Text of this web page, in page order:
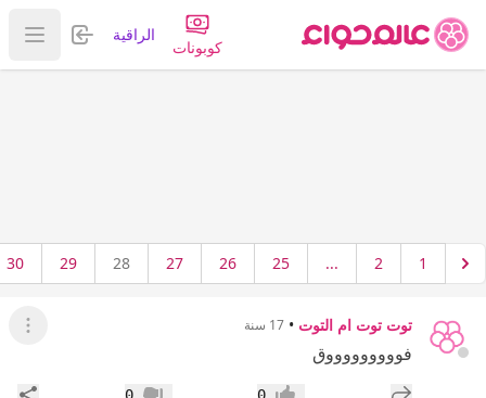
كوبونات
الراقية تسجيل
عرض
1
2
...
25
26
27
28
29
30
توت توت ام التوت • 17 سنة عرض
فوووووووووق
إضافة رد جديد